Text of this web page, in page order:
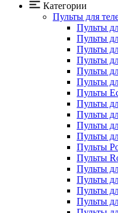
Категории
Пульты для
Пульты
Пульты
Пульты
Пульты
Пульты
Пульты
Пульты
Пульты
Пульты
Пульты
Пульты
Пульты
Пульты
Пульты
Пульты
Пульты
Пульты